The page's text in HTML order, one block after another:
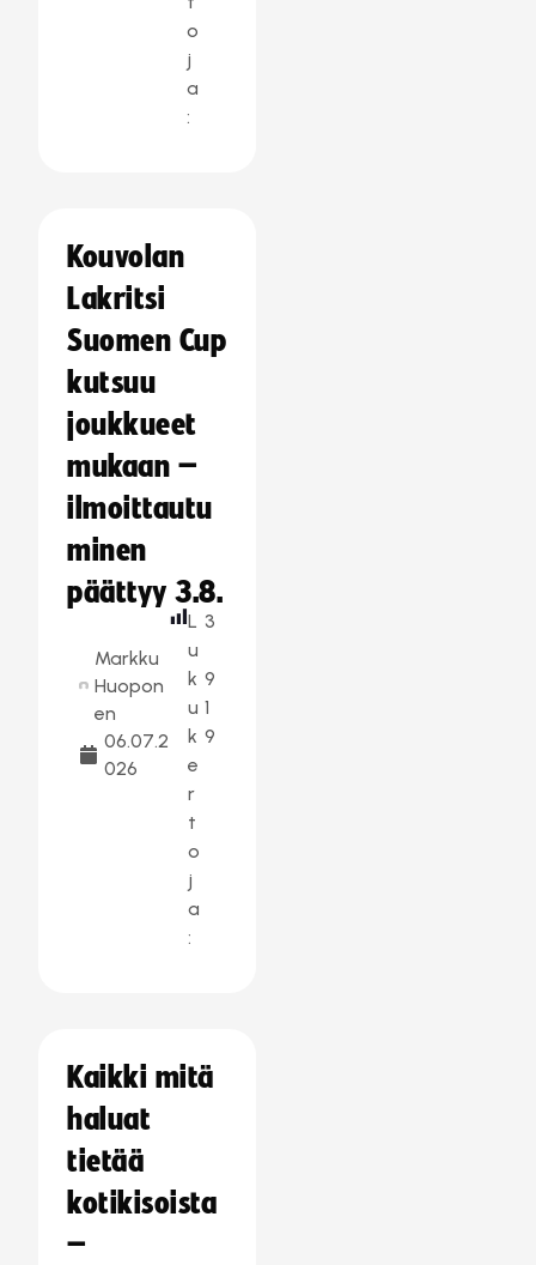
o
j
a
:
Kouvolan
Lakritsi
Suomen Cup
kutsuu
joukkueet
mukaan –
ilmoittautu
minen
päättyy 3.8.
Markku
Huopon
en
06.07.2
026
L
u
k
u
k
e
r
t
o
j
a
:
3
9
1
9
Kaikki mitä
haluat
tietää
kotikisoista
–